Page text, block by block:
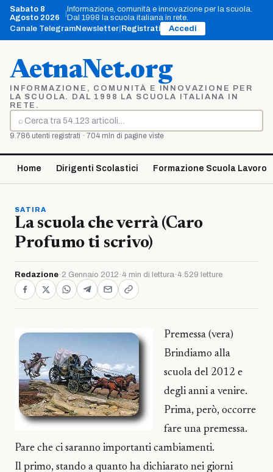
Vai
contenuto
Sabato 8
Agosto 2026
Informazione, comunità e innovazione per la scuola.
Dal 1998 la scuola italiana in rete.
Canale TelegramNewsletter Registrati Accedi
AetnaNet.org
INFORMAZIONE, COMUNITÀ E INNOVAZIONE PER
LA SCUOLA. DAL 1998 LA SCUOLA ITALIANA IN
RETE.
⌕
Cerca
9.786 utenti registrati · 704 mln di pagine viste
Home Dirigenti Scolastici Formazione Scuola Lavoro
SATIRA
La scuola che verrà (Caro
Profumo ti scrivo)
Redazione· 2 Gennaio 2012 · 4 min di lettura· 4.529 letture
Premessa (vera)
Brindiamo alla
scuola del 2012 e
degli anni a venire.
Prima, però, occorre
fare una premessa.
Pare che ci saranno importanti cambiamenti.
Il primo, stando a quanto ha dichiarato nei giorni